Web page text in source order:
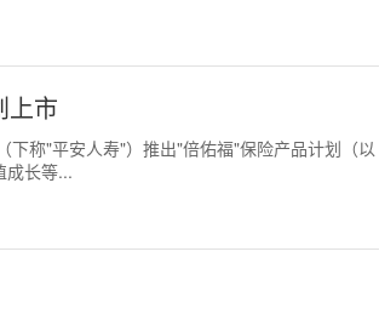
上市
称"平安人寿"）推出"倍佑福"保险产品计划（以
成长等...